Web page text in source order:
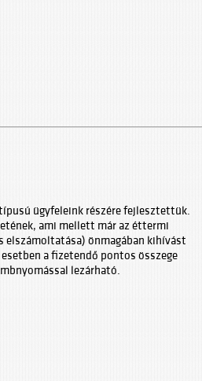
ügyfeleink részére fejlesztettük.
ami mellett már az éttermi
elszámoltatása) önmagában kihívást
a fizetendő pontos összege
lezárható.